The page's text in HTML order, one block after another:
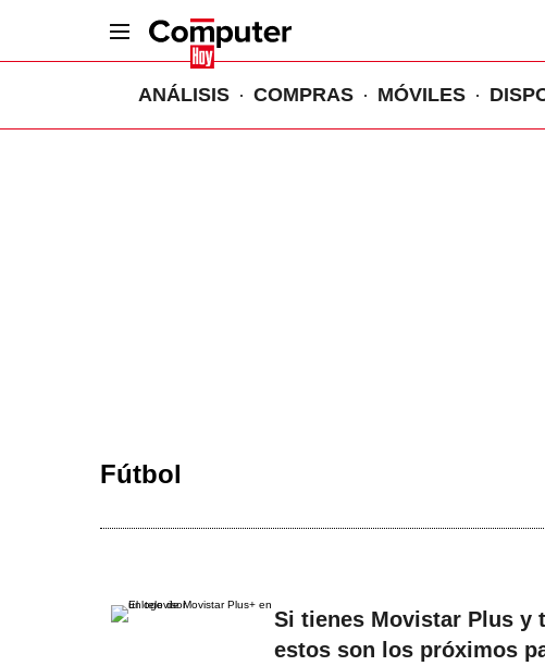
ANÁLISIS COMPRAS MÓVILES
Fútbol
Si tienes Movistar Plus y
estos son los próximos